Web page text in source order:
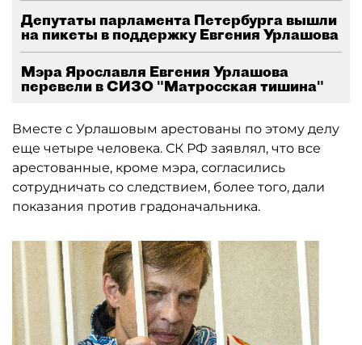
Депутаты парламента Петербурга вышли
на пикеты в поддержку Евгения Урлашова
Мэра Ярославля Евгения Урлашова
перевели в СИЗО "Матросская тишина"
Вместе с Урлашовым арестованы по этому делу
еще четыре человека. СК РФ заявлял, что все
арестованные, кроме мэра, согласились
сотрудничать со следствием, более того, дали
показания против градоначальника.